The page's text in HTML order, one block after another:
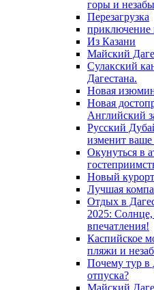
горы и
Перезагрузка
приключение
Из Казани
Майский
Сулакский
Дагестана.
Новая
Новая
Английский
Русский
изменит ваше
Окунуться в
Новый
Лучшая
Отдых в
2025:
впечатления!
Каспийское
пляжи и
Почему тур в
отпуска?
Майский